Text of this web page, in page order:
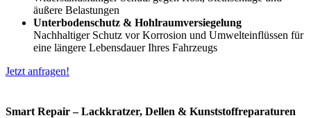
äußere Belastungen
Unterbodenschutz & Hohlraumversiegelung
Nachhaltiger Schutz vor Korrosion und Umwelteinflüssen für
eine längere Lebensdauer Ihres Fahrzeugs
Jetzt anfragen!
Smart Repair – Lackkratzer, Dellen & Kunststoffreparaturen